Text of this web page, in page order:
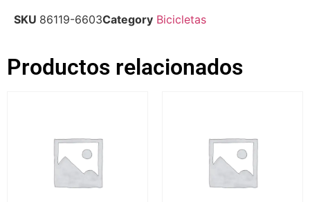
SKU 86119-6603Category Bicicletas
Productos relacionados